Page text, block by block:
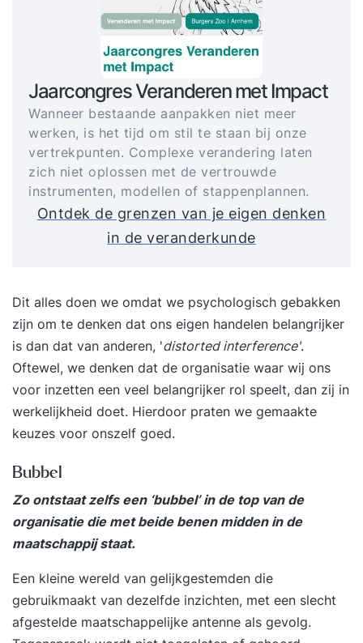
Jaarcongres Veranderen met Impact
Wanneer bestaande aanpakken niet meer
werken, is het tijd om stil te staan bij onze
vertrekpunten. Complexe verandering laten
zich niet oplossen met de vertrouwde
instrumenten, modellen of stappenplannen.
Ontdek de grenzen van je eigen denken
in de veranderkunde
Dit alles doen we omdat we psychologisch gebakken
zijn om te denken dat ons eigen handelen belangrijker
is dan dat van anderen, 'distorted interference'.
Oftewel, we denken dat de organisatie waar wij ons
voor inzetten een veel belangrijker rol speelt, dan zij in
werkelijkheid doet. Hierdoor praten we gemaakte
keuzes voor onszelf goed.
Bubbel
Zo ontstaat zelfs een ‘bubbel’ in de top van de
organisatie die met beide benen midden in de
maatschappij staat.
Een kleine wereld van gelijkgestemden die
gebruikmaakt van dezelfde inzichten, met een slecht
afgestelde maatschappelijke antenne als gevolg.